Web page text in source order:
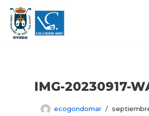
Saltar
al
IMG-20230917-
ecogondomar